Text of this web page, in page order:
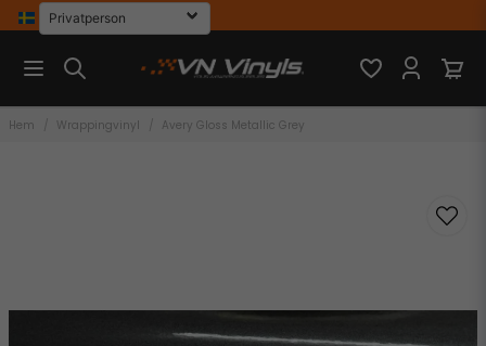
Hem Wrappingvinyl Avery Gloss Metallic Grey